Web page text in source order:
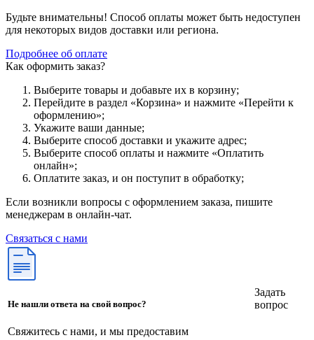
Будьте внимательны! Способ оплаты может быть недоступен
для некоторых видов доставки или региона.
Подробнее об оплате
Как оформить заказ?
Выберите товары и добавьте их в корзину;
Перейдите в раздел «Корзина» и нажмите «Перейти к
оформлению»;
Укажите ваши данные;
Выберите способ доставки и укажите адрес;
Выберите способ оплаты и нажмите «Оплатить
онлайн»;
Оплатите заказ, и он поступит в обработку;
Если возникли вопросы с оформлением заказа, пишите
менеджерам в онлайн-чат.
Связаться с нами
Не нашли ответа на свой вопрос?
Свяжитесь с нами, и мы предоставим
Задать
вопрос